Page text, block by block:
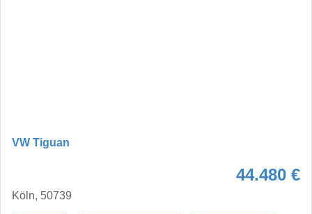
VW Tiguan
44.480 €
Köln, 50739